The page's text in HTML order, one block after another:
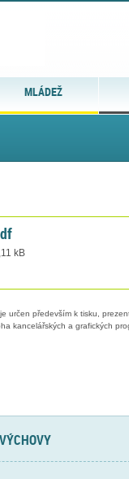
MLÁDEŽ
kB
určen především k tisku,
kancelářských a grafických